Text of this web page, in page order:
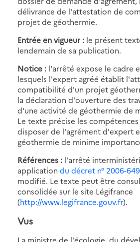
délivrance de l'attestation de
projet de géothermie.
Entrée en vigueur : le présent
lendemain de sa publication.
Notice : l'arrêté expose le cadre
lesquels l'expert agréé établit
compatibilité d'un projet
la déclaration d'ouverture des
d'une activité de géothermie de
Le texte précise les
disposer de l'agrément d'expert
géothermie de minime
Références : l'arrêté
application du décret n° 2006-
modifié. Le texte peut être
consolidée sur le site Légifrance
(http://www.legifrance.gouv.fr).
Vus
La ministre de l'écologie, du